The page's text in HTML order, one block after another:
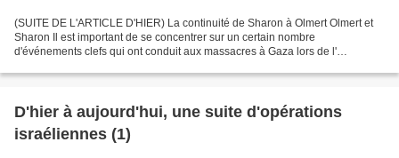
(SUITE DE L'ARTICLE D'HIER) La continuité de Sharon à Olmert Olmert et
Sharon Il est important de se concentrer sur un certain nombre
d'événements clefs qui ont conduit aux massacres à Gaza lors de l'
D'hier à aujourd'hui, une suite d'opérations
israéliennes (1)